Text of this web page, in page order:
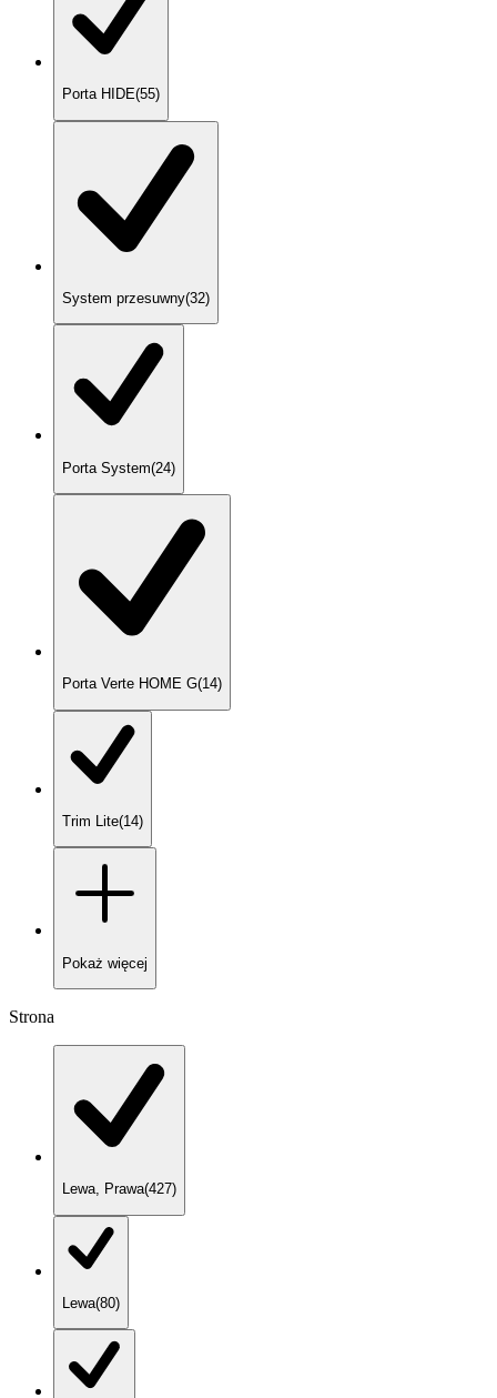
Porta HIDE(55)
System przesuwny(32)
Porta System(24)
Porta Verte HOME G(14)
Trim Lite(14)
Pokaż więcej
Strona
Lewa, Prawa(427)
Lewa(80)